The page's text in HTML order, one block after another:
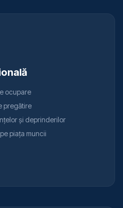
ocupare
pregătire
și deprinderilor
piața muncii